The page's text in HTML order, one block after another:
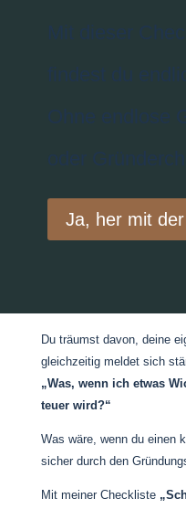
Ja, her mit
Du träumst davon, deine
gleichzeitig meldet sich
„Was, wenn ich etwas
teuer wird?“
Was wäre, wenn du einen
sicher durch den
Mit meiner Checkliste